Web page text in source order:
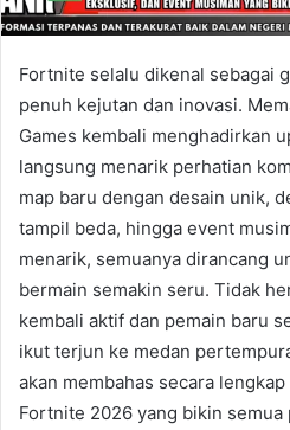
Fortnite selalu dikenal sebagai
penuh kejutan dan inovasi.
Games kembali menghadirkan
langsung menarik perhatian
map baru dengan desain unik,
tampil beda, hingga event
menarik, semuanya dirancang
bermain semakin seru. Tidak
kembali aktif dan pemain baru
ikut terjun ke medan
akan membahas secara
Fortnite 2026 yang bikin